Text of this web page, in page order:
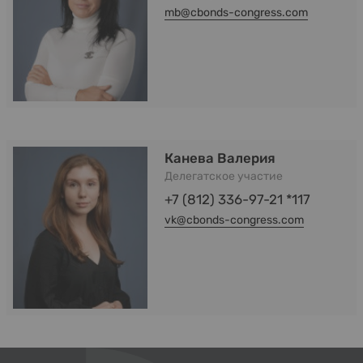
mb@cbonds-congress.com
Канева Валерия
Делегатское участие
+7 (812) 336-97-21 *117
vk@cbonds-congress.com